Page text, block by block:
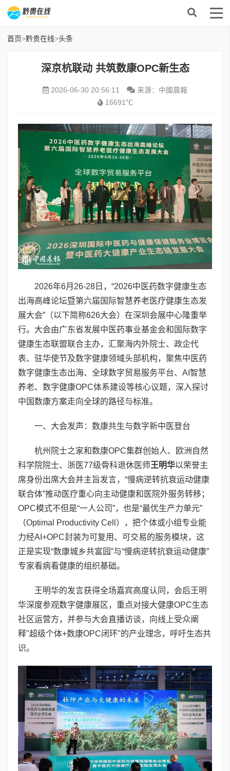
首页>黔贵在线>头条
深京杭联动 共筑数康OPC新生态
2026-06-30 20:56:11
来源：中國晨報
16691℃
2026年6月26-28日，“2026中医药数字健康生态
出海高峰论坛暨第六届国际智慧养老医疗健康生态发
展大会”（以下简称626大会）在深圳会展中心隆重举
行。大会由广东省发展中医药事业基金会和国际数字
健康生态联盟联合主办，汇聚海内外院士、政企代
表、驻华使节及数字健康领域头部机构，聚焦中医药
数字健康生态出海、全球数字贸易服务平台、AI智慧
养老、数字健康OPC体系建设等核心议题，深入探讨
中国数康方案走向全球的路径与标准。
一、大会发声：数康共生与数字新中医登台
杭州院士之家和数康OPC集群创始人、欧洲自然
科学院院士、浙医77级骨科退休医师王明华以荣誉主
席身份出席大会并主旨发言，“慢病逆转抗衰运动健康
联合体”推动医疗重心向主动健康和医院外服务转移；
OPC模式不但是“一人公司”，也是“最优生产力单元”
（Optimal Productivity Cell），把个体或小组专业能
力经AI+OPC封装为可复用、可交易的服务模块，这
正是实现“数康城乡共富园”与“慢病逆转抗衰运动健康”
专家看病看健康的组织基础。
王明华的发言获得全场嘉宾高度认同，会后王明
华深度参观数字健康展区，重点对接大健康OPC生态
社区运营方，并参与大会直播访谈，向线上受众阐
释"超级个体+数康OPC闭环"的产业理念，呼吁生态共
识。